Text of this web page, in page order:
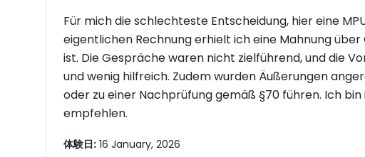
Für mich die schlechteste Entscheidung, hier eine
eigentlichen Rechnung erhielt ich eine Mahnung
ist. Die Gespräche waren nicht zielführend, und die
und wenig hilfreich. Zudem wurden Äußerungen
oder zu einer Nachprüfung gemäß §70 führen. Ich
empfehlen.
体験日: 16 January, 2026